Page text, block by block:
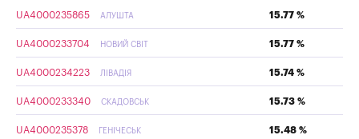
UA4000235865 АЛУШТА 15.77 %
UA4000233704 НОВИЙ СВІТ 15.77 %
UA4000234223 ЛІВАДІЯ 15.74 %
UA4000233340 СКАДОВСЬК 15.73 %
UA4000235378 ГЕНІЧЕСЬК 15.48 %